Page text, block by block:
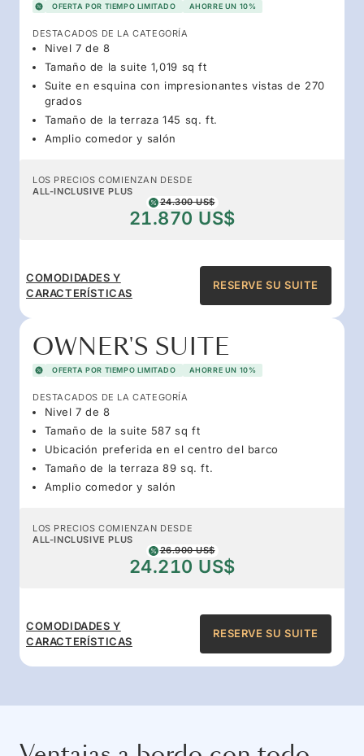
OFERTA POR TIEMPO LIMITADO AHORRE UN 10%
DESTACADOS DE LA CATEGORÍA
Nivel 7 de 8
Tamaño de la suite 1,019 sq ft
Suite en esquina con impresionantes vistas de 270
grados
Tamaño de la terraza 145 sq. ft.
Amplio comedor y salón
LOS PRECIOS COMIENZAN DESDE
ALL-INCLUSIVE PLUS
24.300 US$
21.870 US$
COMODIDADES Y
CARACTERÍSTICAS
RESERVE SU SUITE
OWNER'S SUITE
OFERTA POR TIEMPO LIMITADO AHORRE UN 10%
DESTACADOS DE LA CATEGORÍA
Nivel 7 de 8
Tamaño de la suite 587 sq ft
Ubicación preferida en el centro del barco
Tamaño de la terraza 89 sq. ft.
Amplio comedor y salón
LOS PRECIOS COMIENZAN DESDE
ALL-INCLUSIVE PLUS
26.900 US$
24.210 US$
COMODIDADES Y
CARACTERÍSTICAS
RESERVE SU SUITE